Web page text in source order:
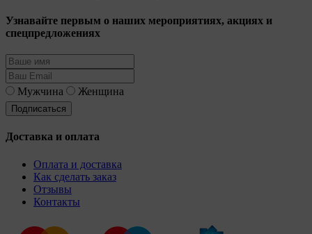
Узнавайте первым о наших мероприятиях, акциях и
спецпредложениях
Мужчина Женщина
Доставка и оплата
Оплата и доставка
Как сделать заказ
Отзывы
Контакты